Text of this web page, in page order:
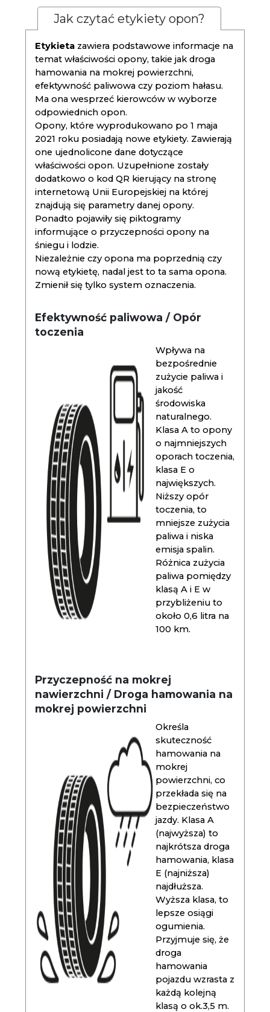
Jak czytać etykiety opon?
Etykieta zawiera podstawowe informacje na
temat właściwości opony, takie jak droga
hamowania na mokrej powierzchni,
efektywność paliwowa czy poziom hałasu.
Ma ona wesprzeć kierowców w wyborze
odpowiednich opon.
Opony, które wyprodukowano po 1 maja
2021 roku posiadają nowe etykiety. Zawierają
one ujednolicone dane dotyczące
właściwości opon. Uzupełnione zostały
dodatkowo o kod QR kierujący na stronę
internetową Unii Europejskiej na której
znajdują się parametry danej opony.
Ponadto pojawiły się piktogramy
informujące o przyczepności opony na
śniegu i lodzie.
Niezależnie czy opona ma poprzednią czy
nową etykietę, nadal jest to ta sama opona.
Zmienił się tylko system oznaczenia.
Efektywność paliwowa / Opór
toczenia
Wpływa na
bezpośrednie
zużycie paliwa i
jakość
środowiska
naturalnego.
Klasa A to opony
o najmniejszych
oporach toczenia,
klasa E o
największych.
Niższy opór
toczenia, to
mniejsze zużycia
paliwa i niska
emisja spalin.
Różnica zużycia
paliwa pomiędzy
klasą A i E w
przybliżeniu to
około 0,6 litra na
100 km.
Przyczepność na mokrej
nawierzchni / Droga hamowania na
mokrej powierzchni
Określa
skuteczność
hamowania na
mokrej
powierzchni, co
przekłada się na
bezpieczeństwo
jazdy. Klasa A
(najwyższa) to
najkrótsza droga
hamowania, klasa
E (najniższa)
najdłuższa.
Wyższa klasa, to
lepsze osiągi
ogumienia.
Przyjmuje się, że
droga
hamowania
pojazdu wzrasta z
każdą kolejną
klasą o ok.3,5 m.